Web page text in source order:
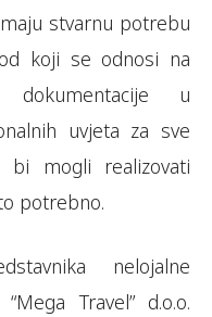
stvarnu potrebu
koji se odnosi na
dokumentacije u
uvjeta za sve
bi mogli realizovati
potrebno.
nelojalne
Travel” d.o.o.